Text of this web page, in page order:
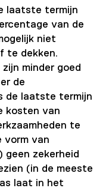
laatste termijn
van de
niet
te dekken.
zijn minder goed
de
de laatste termijn
kosten van
te
vorm van
geen zekerheid
(in de meeste
laat in het